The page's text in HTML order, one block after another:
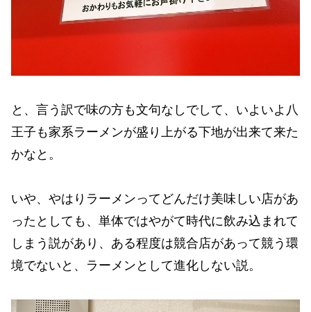
と、言う訳で味の方も文句なしでして、いよいよ八
王子も家系ラーメンが盛り上がる下地が出来て来た
かなと。
いや、やはりラーメンってどんだけ美味しい店があ
ったとしても、単体ではやがて時代に飲み込まれて
しまう説があり、ある程度は競合店があって競う環
境でないと、ラーメンとして進化しない説。